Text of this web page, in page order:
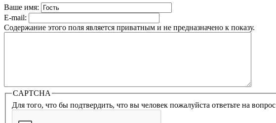
Ваше имя:
E-mail:
Содержание этого поля является приватным и не предназначено к показу.
CAPTCHA
Для того, что бы подтвердить, что вы человек пожалуйста ответьте на вопрос